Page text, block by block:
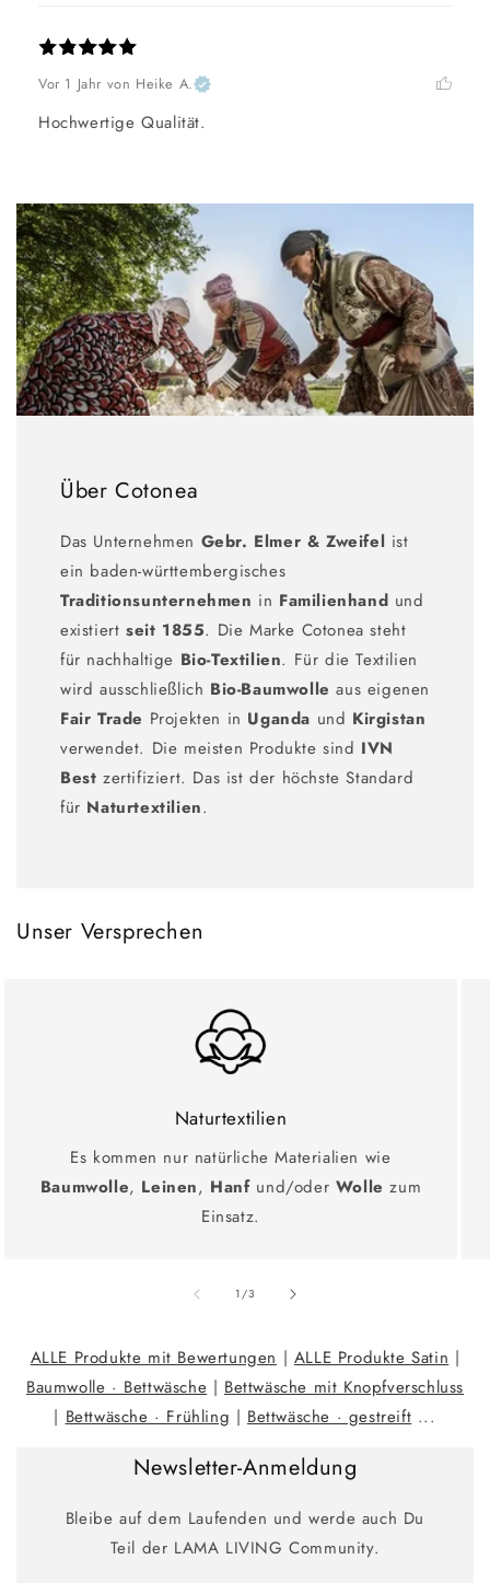
Vor 1 Jahr von Heike A.
Hochwertige Qualität.
Über Cotonea
Das Unternehmen Gebr. Elmer & Zweifel ist
ein baden-württembergisches
Traditionsunternehmen in Familienhand und
existiert seit 1855. Die Marke Cotonea steht
für nachhaltige Bio-Textilien. Für die Textilien
wird ausschließlich Bio-Baumwolle aus eigenen
Fair Trade Projekten in Uganda und Kirgistan
verwendet. Die meisten Produkte sind IVN
Best zertifiziert. Das ist der höchste Standard
für Naturtextilien.
Unser Versprechen
Naturtextilien
Es kommen nur natürliche Materialien wie
Baumwolle, Leinen, Hanfund/oder Wolle zum
Einsatz.
1/Ab
3
ALLE Produkte mit Bewertungen | ALLE Produkte Satin |
Baumwolle · Bettwäsche | Bettwäsche mit Knopfverschluss
| Bettwäsche · Frühling | Bettwäsche · gestreift ...
Newsletter-Anmeldung
Bleibe auf dem Laufenden und werde auch Du
Teil der LAMA LIVING Community.